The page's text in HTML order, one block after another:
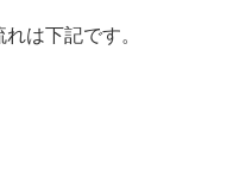
は下記です。